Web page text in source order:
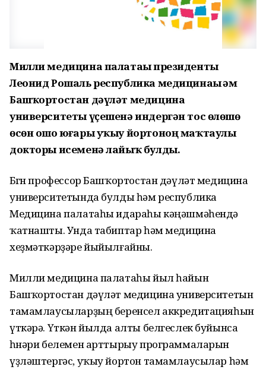
Милли медицина палатаһы президенты
Леонид Рошаль республика медицинаһы һәм
Башҡортостан дәүләт медицина
университеты үҫешенә индергән тос өлөшө
өсөн ошо юғары уҡыу йортоноң маҡтаулы
докторы исеменә лайыҡ булды.
Бөгөн профессор Башҡортостан дәүләт медицина
университетында булды һәм республика
Медицина палатаһы идараһы кәңәшмәһендә
ҡатнашты. Унда табиптар һәм медицина
хеҙмәткәрҙәре йыйылғайны.
Милли медицина палатаһы йыл һайын
Башҡортостан дәүләт медицина университетын
тамамлаусыларҙың беренсел аккредитацияһын
үткәрә. Үткән йылда алты белгеслек буйынса
һөнәри белемен арттырыу программаларын
үҙләштергәс, уҡыу йортон тамамлаусылар һәм